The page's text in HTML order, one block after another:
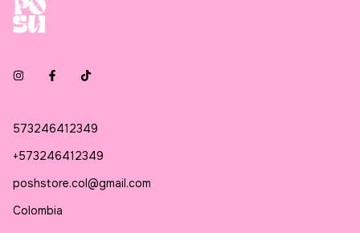
573246412349
+573246412349
poshstore.col@gmail.com
Colombia